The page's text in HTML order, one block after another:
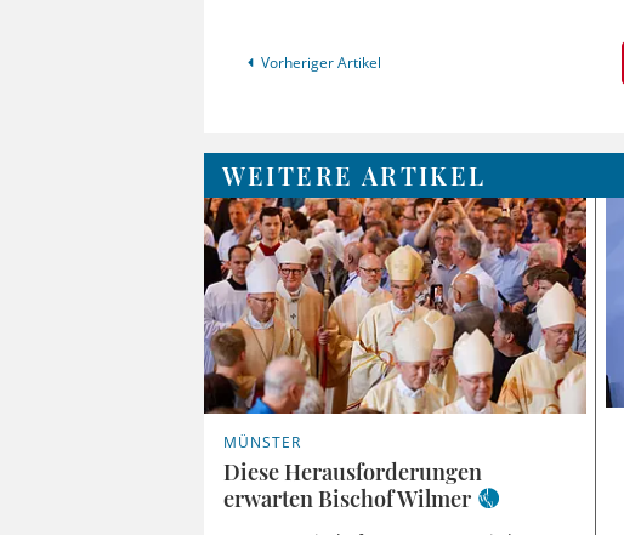
Vorheriger Artikel
WEITERE ARTIKEL
MÜNSTER
Diese Herausforderungen
erwarten Bischof Wilmer